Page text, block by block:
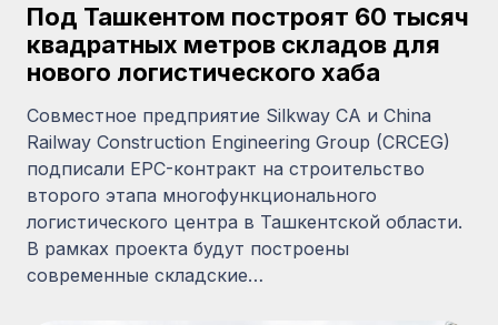
Под Ташкентом построят 60 тысяч
квадратных метров складов для
нового логистического хаба
Совместное предприятие Silkway CA и China
Railway Construction Engineering Group (CRCEG)
подписали EPC-контракт на строительство
второго этапа многофункционального
логистического центра в Ташкентской области.
В рамках проекта будут построены
современные складские…